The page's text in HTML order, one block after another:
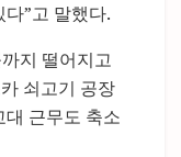
”고 말했다.
지 떨어지고
쇠고기 공장
근무도 축소